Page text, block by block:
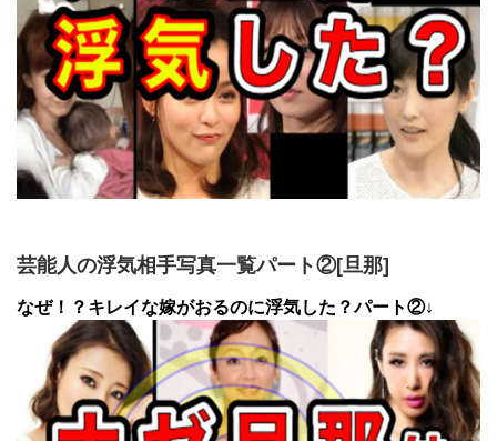
芸能人の浮気相手写真一覧パート②[旦那]
なぜ！？キレイな嫁がおるのに浮気した？パート②↓